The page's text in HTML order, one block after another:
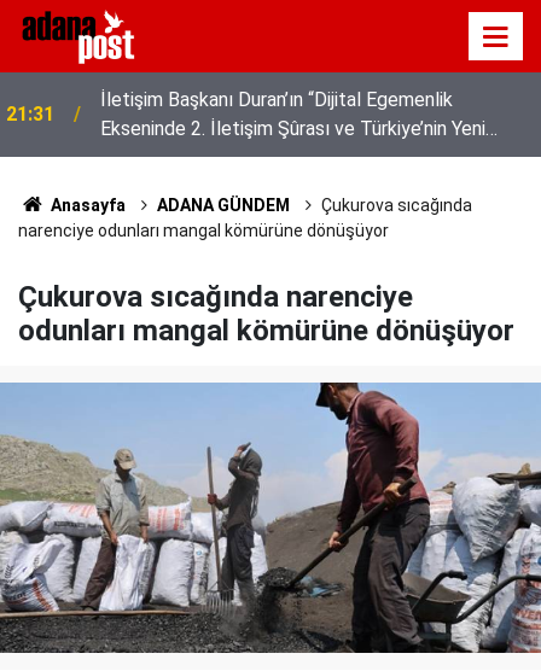
21:25
Akyaka'yı aratmayan Bucak Vadisi doğaseverlerin
gözdesi
Anasayfa ADANA GÜNDEM
Çukurova sıcağında
narenciye odunları mangal kömürüne dönüşüyor
Çukurova sıcağında narenciye
odunları mangal kömürüne dönüşüyor